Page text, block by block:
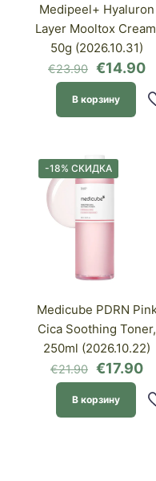
Medipeel+ Hyaluron
Layer Mooltox
50g (2026.10.31)
€23.90
цена
€23.90.
€14.90
В корзину
-18% СКИДКА
Medicube PDRN
Cica Soothing Toner,
250ml (2026.10.22)
€21.90
цена
€21.90.
€17.90
В корзину